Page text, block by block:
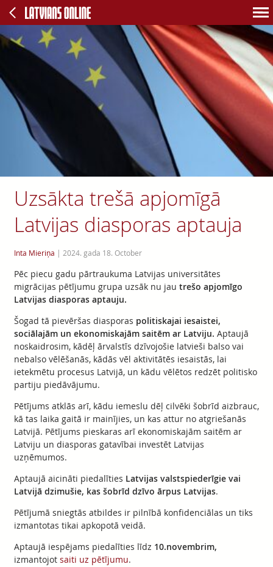
Uzsākta trešā apjomīgā
Latvijas diasporas aptauja
Inta Mieriņa | 2024. gada 18. October
Pēc piecu gadu pārtraukuma Latvijas universitātes
migrācijas pētījumu grupa uzsāk nu jau trešo apjomīgo
Latvijas diasporas aptauju.
Šogad tā pievēršas diasporas politiskajai iesaistei,
sociālajām un ekonomiskajām saitēm ar Latviju. Aptaujā
noskaidrosim, kādēļ ārvalstīs dzīvojošie latvieši balso vai
nebalso vēlēšanās, kādās vēl aktivitātēs iesaistās, lai
ietekmētu procesus Latvijā, un kādu vēlētos redzēt politisko
partiju piedāvājumu.
Pētījums atklās arī, kādu iemeslu dēļ cilvēki šobrīd aizbrauc,
kā tas laika gaitā ir mainījies, un kas attur no atgriešanās
Latvijā. Pētījums pieskaras arī ekonomiskajām saitēm ar
Latviju un diasporas gatavībai investēt Latvijas
uzņēmumos.
Aptaujā aicināti piedalīties Latvijas valstspiederīgie vai
Latvijā dzimušie, kas šobrīd dzīvo ārpus Latvijas.
Pētījumā sniegtās atbildes ir pilnībā konfidenciālas un tiks
izmantotas tikai apkopotā veidā.
Aptaujā iespējams piedalīties līdz 10.novembrim,
izmantojot saiti uz pētījumu.